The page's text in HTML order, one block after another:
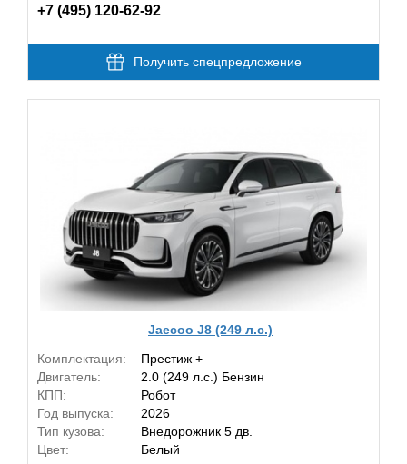
+7 (495) 120-62-92
Получить спецпредложение
Jaecoo J8 (249 л.с.)
Комплектация:
Престиж +
Двигатель:
2.0 (249 л.с.) Бензин
КПП:
Робот
Год выпуска:
2026
Тип кузова:
Внедорожник 5 дв.
Цвет:
Белый